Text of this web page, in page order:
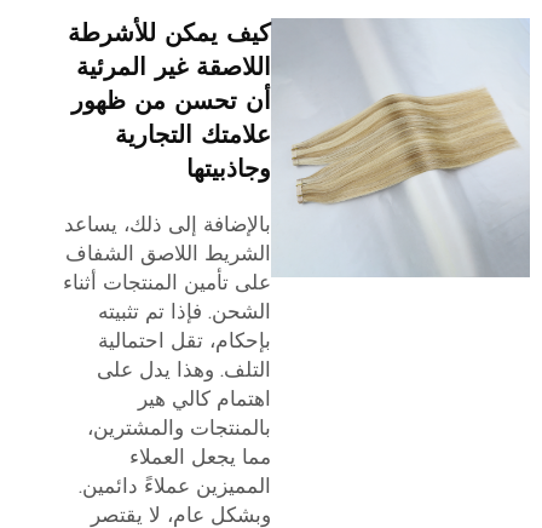
كيف يمكن للأشرطة
اللاصقة غير المرئية
أن تحسن من ظهور
علامتك التجارية
وجاذبيتها
بالإضافة إلى ذلك، يساعد
الشريط اللاصق الشفاف
على تأمين المنتجات أثناء
الشحن. فإذا تم تثبيته
بإحكام، تقل احتمالية
التلف. وهذا يدل على
اهتمام كالي هير
بالمنتجات والمشترين،
مما يجعل العملاء
المميزين عملاءً دائمين.
وبشكل عام، لا يقتصر